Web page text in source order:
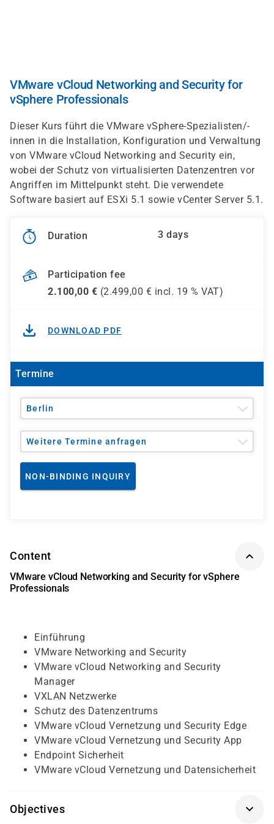
VMware vCloud Networking and Security for
vSphere Professionals
Dieser Kurs führt die VMware vSphere-Spezialisten/-
innen in die Installation, Konfiguration und Verwaltung
von VMware vCloud Networking and Security ein,
wobei der Schutz von virtualisierten Datenzentren vor
Angriffen im Mittelpunkt steht. Die verwendete
Software basiert auf ESXi 5.1 sowie vCenter Server 5.1.
Duration 3 days
Participation fee
2.100,00 € (2.499,00 € incl. 19 % VAT)
DOWNLOAD PDF
Termine
Berlin
Weitere Termine anfragen
NON-BINDING INQUIRY
Content
VMware vCloud Networking and Security for vSphere
Professionals
Einführung
VMware Networking and Security
VMware vCloud Networking and Security
Manager
VXLAN Netzwerke
Schutz des Datenzentrums
VMware vCloud Vernetzung und Security Edge
VMware vCloud Vernetzung und Security App
Endpoint Sicherheit
VMware vCloud Vernetzung und Datensicherheit
Objectives